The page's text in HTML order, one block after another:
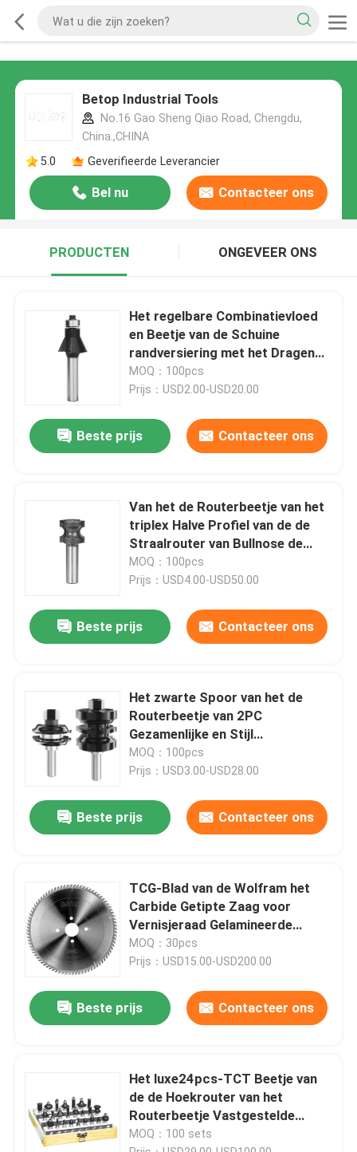
Betop Industrial Tools
No.16 Gao Sheng Qiao Road, Chengdu,
China.,CHINA
5.0
Geverifieerde Leverancier
Bel nu Contacteer ons
PRODUCTEN ONGEVEER ONS
Het regelbare Combinatievloed
en Beetje van de Schuine
randversiering met het Dragen
van ODM
MOQ：100pcs
Prijs：USD2.00-USD20.00
Beste prijs Contacteer ons
Van het de Routerbeetje van het
triplex Halve Profiel van de de
Straalrouter van Bullnose de
Beetjes volledig Rond gemaakte
Rand
MOQ：100pcs
Prijs：USD4.00-USD50.00
Beste prijs Contacteer ons
Het zwarte Spoor van het de
Routerbeetje van 2PC
Gezamenlijke en Stijl
Vastgestelde Steel 1/2 Scherpe
Dia 1-5/8
MOQ：100pcs
Prijs：USD3.00-USD28.00
Beste prijs Contacteer ons
TCG-Blad van de Wolfram het
Carbide Getipte Zaag voor
Vernisjeraad Gelamineerde
Spaanplaat
MOQ：30pcs
Prijs：USD15.00-USD200.00
Beste prijs Contacteer ons
Het luxe24pcs-TCT Beetje van
de de Hoekrouter van het
Routerbeetje Vastgestelde
Houtbewerking Rond gemaakte
MOQ：100 sets